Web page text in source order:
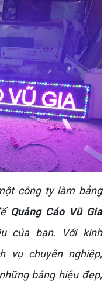
công ty làm bảng
Quảng Cáo Vũ Gia
của bạn. Với kinh
vụ chuyên nghiệp,
bảng hiệu đẹp,